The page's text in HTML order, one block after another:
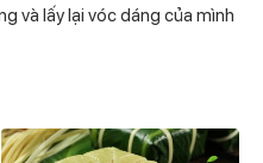
và lấy lại vóc dáng của mình